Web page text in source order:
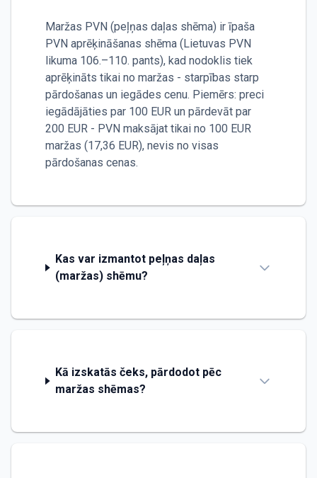
Maržas PVN (peļņas daļas shēma) ir īpaša
PVN aprēķināšanas shēma (Lietuvas PVN
likuma 106.–110. pants), kad nodoklis tiek
aprēķināts tikai no maržas - starpības starp
pārdošanas un iegādes cenu. Piemērs: preci
iegādājāties par 100 EUR un pārdevāt par
200 EUR - PVN maksājat tikai no 100 EUR
maržas (17,36 EUR), nevis no visas
pārdošanas cenas.
Kas var izmantot peļņas daļas
(maržas) shēmu?
Kā izskatās čeks, pārdodot pēc
maržas shēmas?